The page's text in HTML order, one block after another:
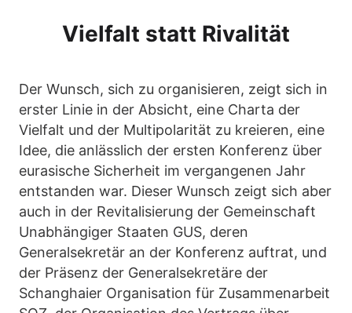
Vielfalt statt Rivalität
Der Wunsch, sich zu organisieren, zeigt sich in
erster Linie in der Absicht, eine Charta der
Vielfalt und der Multipolarität zu kreieren, eine
Idee, die anlässlich der ersten Konferenz über
eurasische Sicherheit im vergangenen Jahr
entstanden war. Dieser Wunsch zeigt sich aber
auch in der Revitalisierung der Gemeinschaft
Unabhängiger Staaten GUS, deren
Generalsekretär an der Konferenz auftrat, und
der Präsenz der Generalsekretäre der
Schanghaier Organisation für Zusammenarbeit